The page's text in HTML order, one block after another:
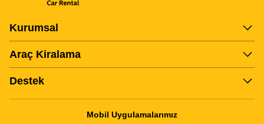
Kurumsal
Araç Kiralama
Destek
Mobil Uygulamalarımız